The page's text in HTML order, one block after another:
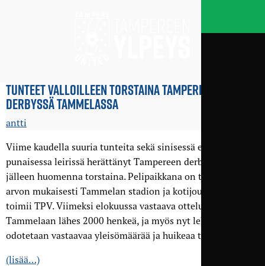
TUNTEET VALLOILLEEN TORSTAINA TAMPEREEN
DERBYSSÄ TAMMELASSA
antti
Viime kaudella suuria tunteita sekä sinisessä että
punaisessa leirissä herättänyt Tampereen derby pelataan
jälleen huomenna torstaina. Pelipaikkana on tapahtuman
arvon mukaisesti Tammelan stadion ja kotijoukkueena
toimii TPV. Viimeksi elokuussa vastaava ottelu keräsi
Tammelaan lähes 2000 henkeä, ja myös nyt lehtereille
odotetaan vastaavaa yleisömäärää ja huikeaa tunnelmaa.
(lisää…)